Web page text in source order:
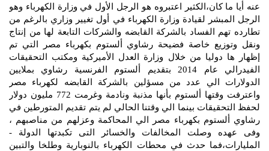
عنه أيا ما كان،الكثير اعتبروه هو الرجل الأول في وزارة الكهرباء وهو
الرجل المبشر لقيادة وزارة الكهرباء في أول تغيير وزاري بالرغم من
تطارده تهم الفساد بالشركة القابضه والشركات التابعة لها من إنتاج
ونقل وتوزيع خاصة فضيحة رشاوي ألستوم بكهرباء مصر التي تم
إظهار ها دوليا من خلال وزارة العدل الأميركية ومكتب التحقيقات
الفيدرالي عام 2014 بتقديم ألستوم الفرنسية رشاوي بملايين
الدولارات الي عدد من مسؤلين بالشركة القابضه لكهرباء مصر
واعترفت وقتها ألستوم بأنها مذنبة ونادمة وغرمت 772 مليون دولار
لحفظ التحقيقات بينما الي وقتنا الحالي لم يتم تقديم المتورطين في
رشاوي ألستوم بكهرباء مصر الي المحاكمة وعزلهم من مناصبهم ،
وفى عهده وصلت المخالفات والخسائر التى تكبدتها الدولة -
المليارات،فما حدث في محطات الكهرباء بالنوبارية وطلخا والتبين